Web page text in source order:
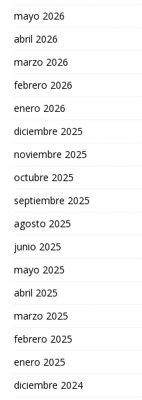
mayo 2026
abril 2026
marzo 2026
febrero 2026
enero 2026
diciembre 2025
noviembre 2025
octubre 2025
septiembre 2025
agosto 2025
junio 2025
mayo 2025
abril 2025
marzo 2025
febrero 2025
enero 2025
diciembre 2024